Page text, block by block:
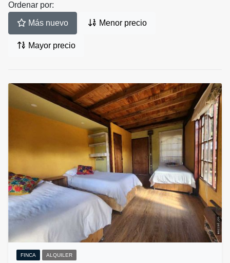
Ordenar por:
Más nuevo Menor precio
Mayor precio
FINCA ALQUILER